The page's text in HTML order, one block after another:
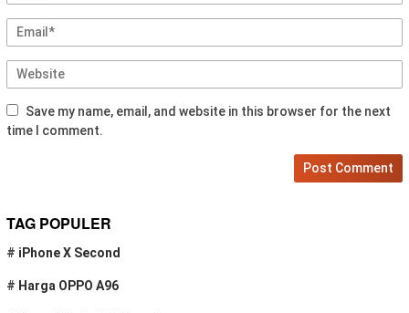
Save my name, email, and website in this browser for the next
time I comment.
TAG POPULER
# iPhone X Second
# Harga OPPO A96